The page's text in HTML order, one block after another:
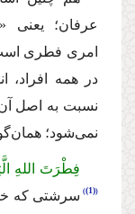
عرفان؛ یعنى
امرى فطرى
در همه افراد،
نسبت به اصل
نمى‌شود؛
فِطْرَتَ اللهِ
(1)
سرشتى كه